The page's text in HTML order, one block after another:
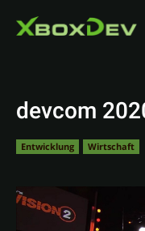
devcom
Entwicklung Wirtschaft